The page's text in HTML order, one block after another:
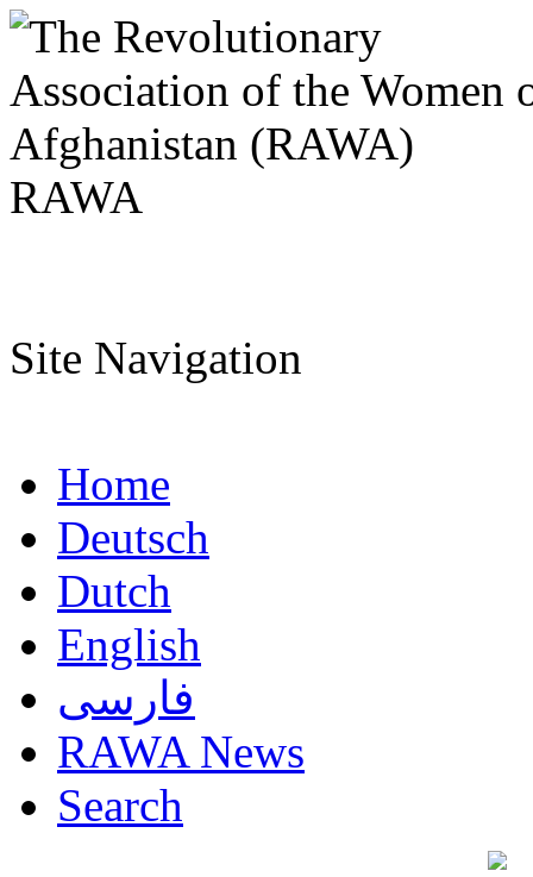
RAWA
Site Navigation
Home
Deutsch
Dutch
English
فارسی
RAWA News
Search